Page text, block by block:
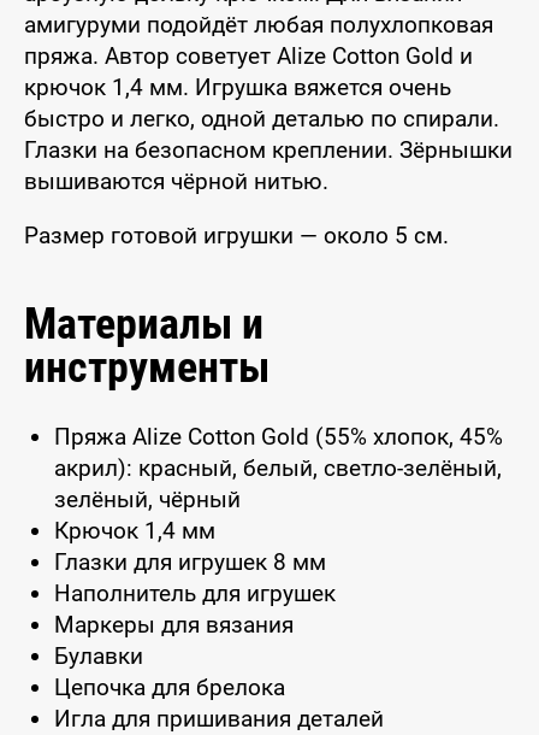
амигуруми подойдёт любая полухлопковая
пряжа. Автор советует Alize Cotton Gold и
крючок 1,4 мм. Игрушка вяжется очень
быстро и легко, одной деталью по спирали.
Глазки на безопасном креплении. Зёрнышки
вышиваются чёрной нитью.
Размер готовой игрушки — около 5 см.
Материалы и
инструменты
Пряжа Alize Cotton Gold (55% хлопок, 45%
акрил): красный, белый, светло-зелёный,
зелёный, чёрный
Крючок 1,4 мм
Глазки для игрушек 8 мм
Наполнитель для игрушек
Маркеры для вязания
Булавки
Цепочка для брелока
Игла для пришивания деталей